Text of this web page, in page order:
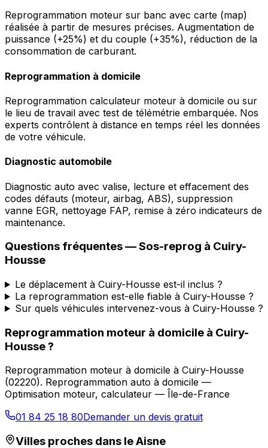
Reprogrammation moteur sur banc avec carte (map)
réalisée à partir de mesures précises. Augmentation de
puissance (+25%) et du couple (+35%), réduction de la
consommation de carburant.
Reprogrammation à domicile
Reprogrammation calculateur moteur à domicile ou sur
le lieu de travail avec test de télémétrie embarquée. Nos
experts contrôlent à distance en temps réel les données
de votre véhicule.
Diagnostic automobile
Diagnostic auto avec valise, lecture et effacement des
codes défauts (moteur, airbag, ABS), suppression
vanne EGR, nettoyage FAP, remise à zéro indicateurs de
maintenance.
Questions fréquentes —Sos-reprog à Cuiry-
Housse
Le déplacement à Cuiry-Housse est-il inclus ?
La reprogrammation est-elle fiable à Cuiry-Housse ?
Sur quels véhicules intervenez-vous à Cuiry-Housse ?
Reprogrammation moteur à domicile à Cuiry-
Housse?
Reprogrammation moteur à domicile à Cuiry-Housse
(02220). Reprogrammation auto à domicile —
Optimisation moteur, calculateur — Île-de-France
01 84 25 18 80Demander un devis gratuit
Villes proches dans leAisne